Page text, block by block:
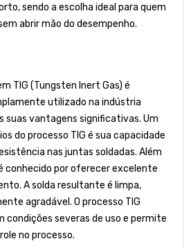
sendo a escolha ideal para quem
abrir mão do desempenho.
TIG (Tungsten Inert Gas) é
utilizado na indústria
suas vantagens significativas. Um
do processo TIG é sua capacidade
nas juntas soldadas. Além
conhecido por oferecer excelente
A solda resultante é limpa,
agradável. O processo TIG
condições severas de uso e permite
no processo.